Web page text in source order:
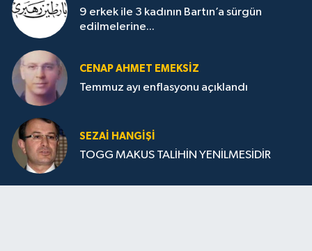
9 erkek ile 3 kadının Bartın’a sürgün
edilmelerine...
CENAP AHMET EMEKSİZ
Temmuz ayı enflasyonu açıklandı
SEZAI HANGİŞİ
TOGG MAKUS TALİHİN YENİLMESİDİR